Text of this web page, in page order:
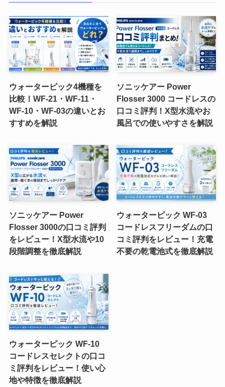
ウォーターピック4機種を
比較！WF-21・WF-11・
WF-10・WF-03の違いとお
すすめを解説
ソニッケアー Power
Flosser 3000 コードレスの
口コミ評判！X型水流やお
風呂での使いやすさを解説
ソニッケアー Power
Flosser 3000の口コミ評判
をレビュー！X型水流や10
段階調整を徹底解説
ウォーターピック WF-03
コードレスフリーダムの口
コミ評判をレビュー！充電
不要の乾電池式を徹底解説
ウォーターピック WF-10
コードレスセレクトの口コ
ミ評判をレビュー！使い心
地や特徴を徹底解説